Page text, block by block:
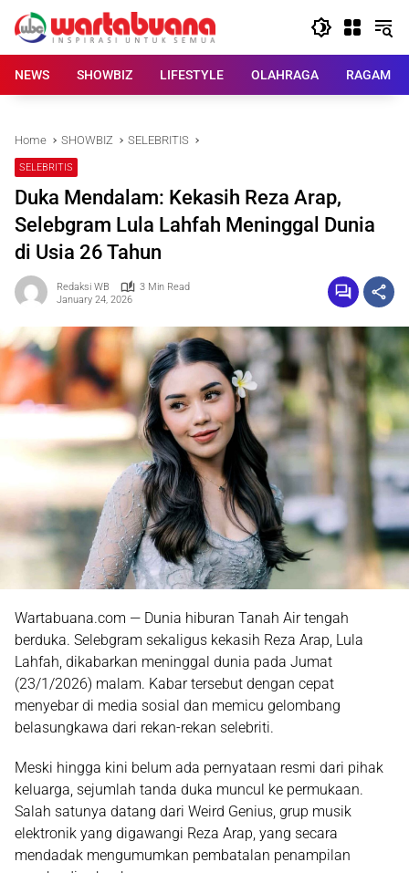
content
NEWS
SHOWBIZ LIFESTYLE OLAHRAGA RAGAM
Home SHOWBIZ SELEBRITIS
SELEBRITIS
Duka Mendalam: Kekasih Reza Arap,
Selebgram Lula Lahfah Meninggal Dunia
di Usia 26 Tahun
Redaksi WB
3 Min Read
January 24, 2026
Wartabuana.com — Dunia hiburan Tanah Air tengah
berduka. Selebgram sekaligus kekasih Reza Arap, Lula
Lahfah, dikabarkan meninggal dunia pada Jumat
(23/1/2026) malam. Kabar tersebut dengan cepat
menyebar di media sosial dan memicu gelombang
belasungkawa dari rekan-rekan selebriti.
Meski hingga kini belum ada pernyataan resmi dari pihak
keluarga, sejumlah tanda duka muncul ke permukaan.
Salah satunya datang dari Weird Genius , grup musik
elektronik yang digawangi Reza Arap, yang secara
mendadak mengumumkan pembatalan penampilan